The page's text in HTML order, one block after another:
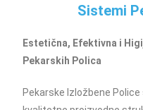
Sistemi
Estetična, Efektivna i
Pekarskih Polica
Pekarske Izložbene